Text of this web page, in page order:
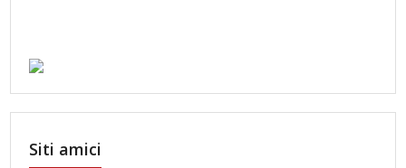
Siti amici